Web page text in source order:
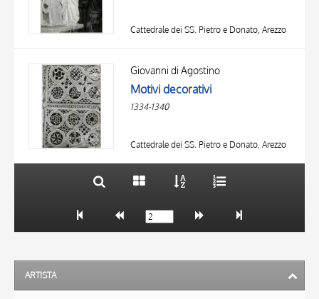
Cattedrale dei SS. Pietro e Donato, Arezzo
Giovanni di Agostino
Motivi decorativi
1334-1340
Cattedrale dei SS. Pietro e Donato, Arezzo
TITOLO
AUTORE
OGGETTO
20 RISULTATI
ARTISTA